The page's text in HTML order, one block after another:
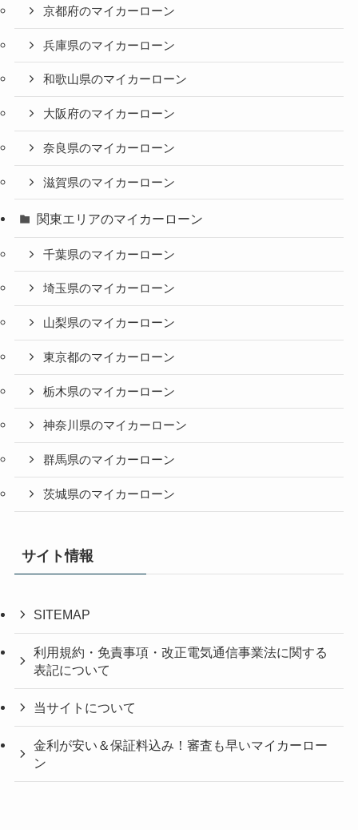
京都府のマイカーローン
兵庫県のマイカーローン
和歌山県のマイカーローン
大阪府のマイカーローン
奈良県のマイカーローン
滋賀県のマイカーローン
関東エリアのマイカーローン
千葉県のマイカーローン
埼玉県のマイカーローン
山梨県のマイカーローン
東京都のマイカーローン
栃木県のマイカーローン
神奈川県のマイカーローン
群馬県のマイカーローン
茨城県のマイカーローン
サイト情報
SITEMAP
利用規約・免責事項・改正電気通信事業法に関する
表記について
当サイトについて
金利が安い＆保証料込み！審査も早いマイカーロー
ン